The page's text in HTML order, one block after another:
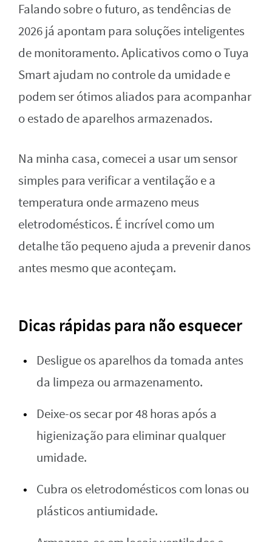
Falando sobre o futuro, as tendências de
2026 já apontam para soluções inteligentes
de monitoramento. Aplicativos como o Tuya
Smart ajudam no controle da umidade e
podem ser ótimos aliados para acompanhar
o estado de aparelhos armazenados.
Na minha casa, comecei a usar um sensor
simples para verificar a ventilação e a
temperatura onde armazeno meus
eletrodomésticos. É incrível como um
detalhe tão pequeno ajuda a prevenir danos
antes mesmo que aconteçam.
Dicas rápidas para não esquecer
Desligue os aparelhos da tomada antes
da limpeza ou armazenamento.
Deixe-os secar por 48 horas após a
higienização para eliminar qualquer
umidade.
Cubra os eletrodomésticos com lonas ou
plásticos antiumidade.